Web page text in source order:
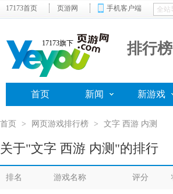
17173首页 页游网 手机客户端
17173旗下 排行榜
首页 新闻 新游戏
首页 > 网页游戏排行榜 > 文字 西游 内测
关于"文字 西游 内测"的排行
排名 游戏名称 评分